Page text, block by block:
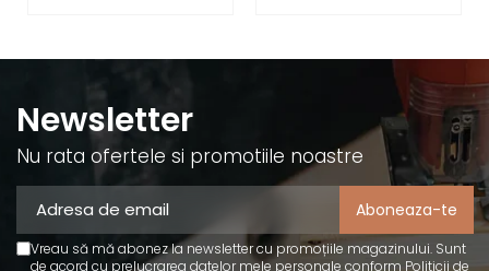
Newsletter
Nu rata ofertele si promotiile noastre
Vreau să mă abonez la newsletter cu promoțiile magazinului. Sunt
de acord cu prelucrarea datelor mele personale conform Politicii de